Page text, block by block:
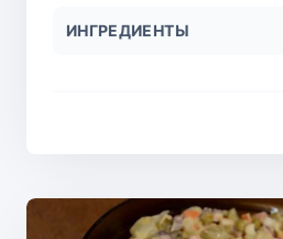
ИНГРЕДИЕНТЫ